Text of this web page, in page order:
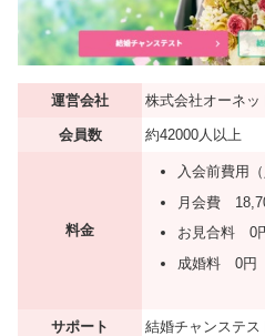
運営会社 株式会社オーネッ
会員数 約42000人以上
料金
入会前費用
月会費
お見合料 0
成婚料 0円
サポート 結婚チャンステス